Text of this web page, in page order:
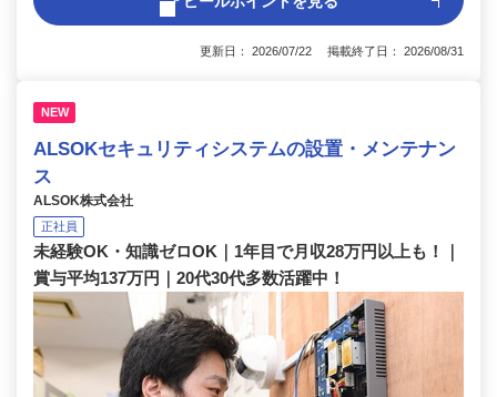
更新日： 2026/07/22 掲載終了日： 2026/08/31
NEW
ALSOKセキュリティシステムの設置・メンテナン
ス
ALSOK株式会社
正社員
未経験OK・知識ゼロOK｜1年目で月収28万円以上も！｜
賞与平均137万円｜20代30代多数活躍中！